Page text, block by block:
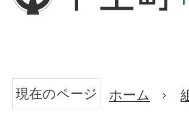
現在のページ ホーム